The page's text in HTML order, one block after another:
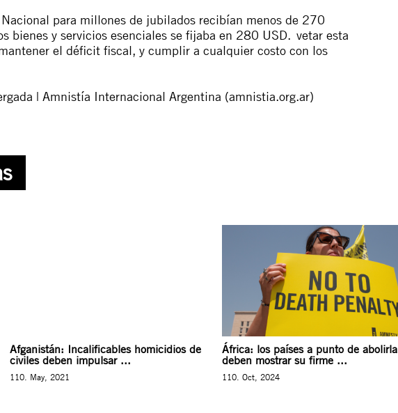
para millones de jubilados recibían menos de 270
bienes y servicios esenciales se fijaba en 280 USD. vetar esta
el déficit fiscal, y cumplir a cualquier costo con los
| Amnistía Internacional Argentina (amnistia.org.ar)
Afganistán: Incalificables homicidios de
civiles deben impulsar ...
110. May, 2021
África: los países a punto de abolirla
deben mostrar su firme ...
110. Oct, 2024